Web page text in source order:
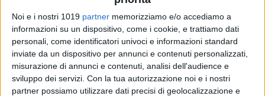
Noi e i nostri 1019 partner memorizziamo e/o accediamo a
informazioni su un dispositivo, come i cookie, e trattiamo dati
personali, come identificatori univoci e informazioni standard
inviate da un dispositivo per annunci e contenuti personalizzati,
misurazione di annunci e contenuti, analisi dell'audience e
sviluppo dei servizi. Con la tua autorizzazione noi e i nostri
partner possiamo utilizzare dati precisi di geolocalizzazione e
“First Man”, biopicsull’astronauta
Neil Armstrong, ha sancito la sua
seconda collaborazione conRyan
Gosling, ed ha toccato i105 milioni
di dollariin tutto il mondo.